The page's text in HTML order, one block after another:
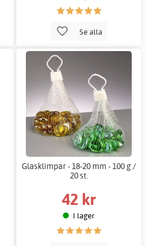
Se alla
Glasklimpar - 18-20 mm - 100 g /
20 st.
42 kr
I lager